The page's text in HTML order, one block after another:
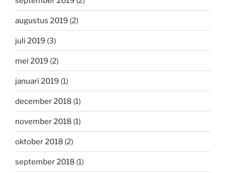
augustus 2019 (2)
juli 2019 (3)
mei 2019 (2)
januari 2019 (1)
december 2018 (1)
november 2018 (1)
oktober 2018 (2)
september 2018 (1)